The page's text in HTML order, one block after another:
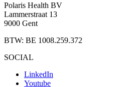
Polaris Health BV
Lammerstraat 13
9000 Gent
BTW: BE 1008.259.372
SOCIAL
LinkedIn
Youtube